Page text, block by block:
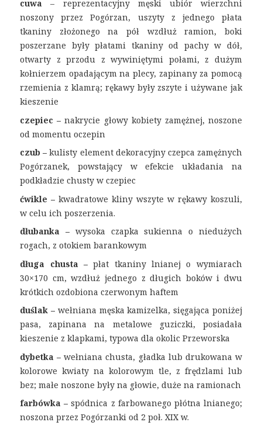
cuwa– reprezentacyjny męski ubiór wierzchni
noszony przez Pogórzan, uszyty z jednego płata
tkaniny złożonego na pół wzdłuż ramion, boki
poszerzane były płatami tkaniny od pachy w dół,
otwarty z przodu z wywiniętymi połami, z dużym
kołnierzem opadającym na plecy, zapinany za pomocą
rzemienia z klamrą; rękawy były zszyte i używane jak
kieszenie
czepiec –nakrycie głowy kobiety zamężnej, noszone
od momentu oczepin
czub –kulisty element dekoracyjny czepca zamężnych
Pogórzanek, powstający w efekcie układania na
podkładzie chusty w czepiec
ćwikle –kwadratowe kliny wszyte w rękawy koszuli,
w celu ich poszerzenia.
dłubanka – wysoka czapka sukienna o niedużych
rogach, z otokiem barankowym
długa chusta – płat tkaniny lnianej o wymiarach
30×170 cm, wzdłuż jednego z długich boków i dwu
krótkich ozdobiona czerwonym haftem
duślak – wełniana męska kamizelka, sięgająca poniżej
pasa, zapinana na metalowe guziczki, posiadała
kieszenie z klapkami, typowa dla okolic Przeworska
dybetka –wełniana chusta, gładka lub drukowana w
kolorowe kwiaty na kolorowym tle, z frędzlami lub
bez; małe noszone były na głowie, duże na ramionach
farbówka – spódnica z farbowanego płótna lnianego;
noszona przez Pogórzanki od 2 poł. XIX w.